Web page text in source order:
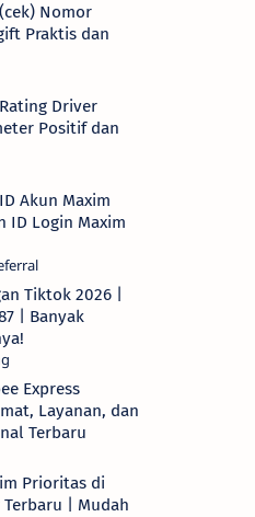
Nomor
Praktis dan
Driver
Positif dan
Akun Maxim
ID Login Maxim
Tiktok 2026 |
| Banyak
Express
Layanan, dan
Terbaru
Prioritas di
Terbaru | Mudah